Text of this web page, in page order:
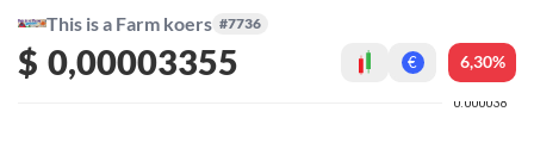
This is a Farm koers #7736
$ 0,00003355 € 6,30%